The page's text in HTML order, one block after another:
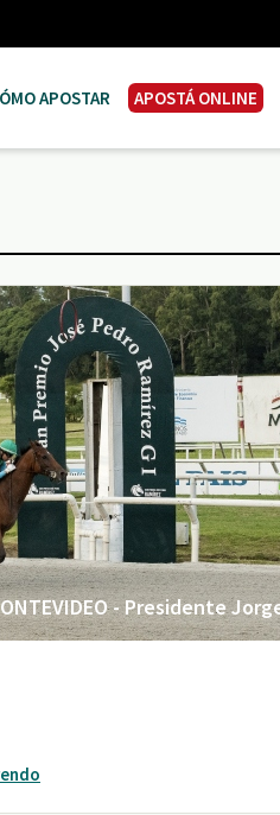
APOSTAR APOSTÁ ONLINE
- Presidente